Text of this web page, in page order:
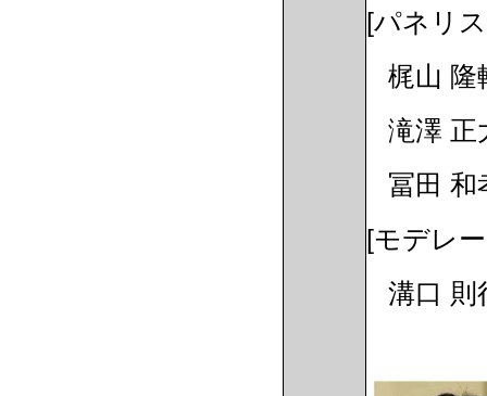
[パネリ
梶山 隆
滝澤 正
冨田 和
[モデレ
溝口 則